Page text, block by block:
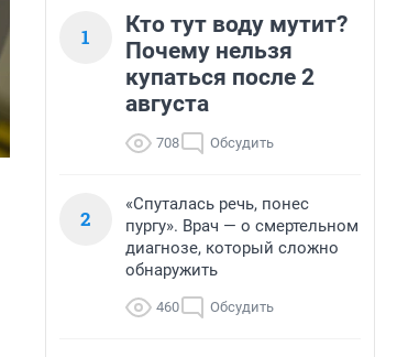
1
Кто тут воду мутит?
Почему нельзя
купаться после 2
августа
708 Обсудить
2
«Спуталась речь, понес
пургу». Врач — о смертельном
диагнозе, который сложно
обнаружить
460 Обсудить